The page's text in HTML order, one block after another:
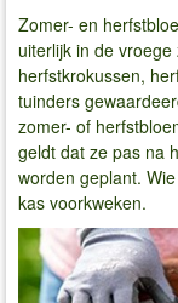
Zomer- en
uiterlijk in de
herfstkrokussen,
tuinders
zomer- of
geldt dat ze pas na
worden geplant.
kas voorkweken.